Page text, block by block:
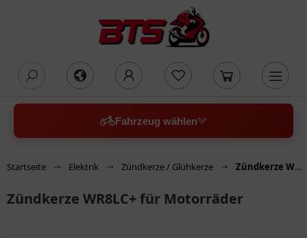
Fahrzeug wählen
Startseite Elektrik Zündkerze / Glühkerze Zündkerze WR8LC+ für Motorräder
Zündkerze WR8LC+ für Motorräder